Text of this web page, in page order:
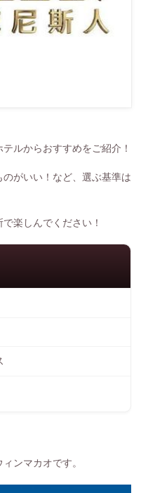
ルからおすすめをご紹介！
がいい！など、選ぶ基準は
楽しんでください！
ンマカオです。